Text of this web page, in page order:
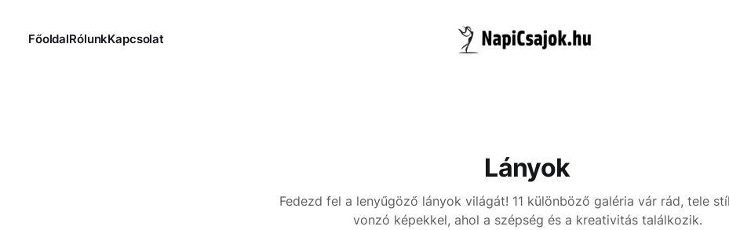
FőoldalRólunkKapcsolat
Lányok
Fedezd fel a lenyűgöző lányok világát! 11 különböző galéria vár rád, tele
vonzó képekkel, ahol a szépség és a kreativitás találkozik.